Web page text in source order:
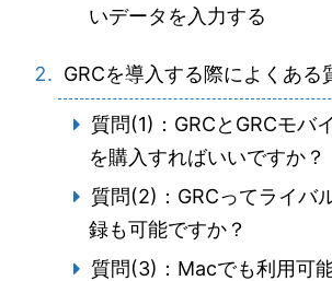
いデータを入力する
GRCを導入する際によくある
質問(1)：GRCとGRCモバ
を購入すればいいですか？
質問(2)：GRCってライバ
録も可能ですか？
質問(3)：Macでも利用可